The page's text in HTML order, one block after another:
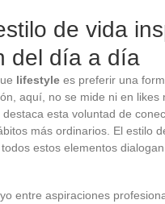
de vida
del día a día
lifestyle es preferir una
aquí, no se mide ni en likes
esta voluntad de
más ordinarios. El estilo
estos elementos
entre aspiraciones